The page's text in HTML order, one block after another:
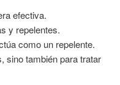
efectiva.
y repelentes.
como un repelente.
sino también para tratar